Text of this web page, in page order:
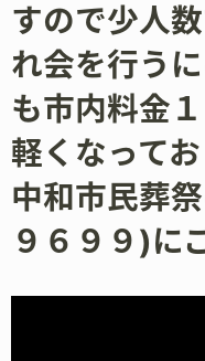
すので少人
れ会を行う
も市内料金
軽くなって
中和市民葬
９６９９)に